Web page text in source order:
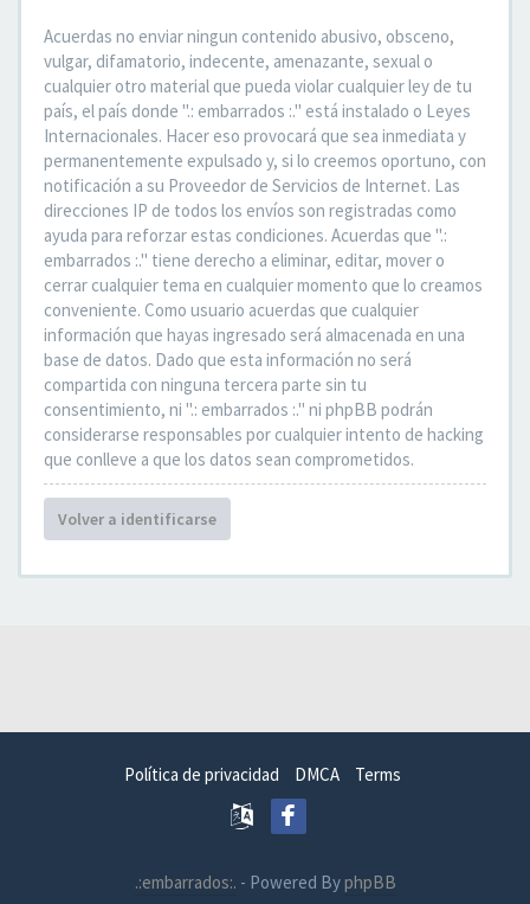
Acuerdas no enviar ningun contenido abusivo, obsceno,
vulgar, difamatorio, indecente, amenazante, sexual o
cualquier otro material que pueda violar cualquier ley de tu
país, el país donde ".: embarrados :." está instalado o Leyes
Internacionales. Hacer eso provocará que sea inmediata y
permanentemente expulsado y, si lo creemos oportuno, con
notificación a su Proveedor de Servicios de Internet. Las
direcciones IP de todos los envíos son registradas como
ayuda para reforzar estas condiciones. Acuerdas que ".:
embarrados :." tiene derecho a eliminar, editar, mover o
cerrar cualquier tema en cualquier momento que lo creamos
conveniente. Como usuario acuerdas que cualquier
información que hayas ingresado será almacenada en una
base de datos. Dado que esta información no será
compartida con ninguna tercera parte sin tu
consentimiento, ni ".: embarrados :." ni phpBB podrán
considerarse responsables por cualquier intento de hacking
que conlleve a que los datos sean comprometidos.
Volver a identificarse
Política de privacidad DMCA Terms
.:embarrados:. - Powered ByphpBB